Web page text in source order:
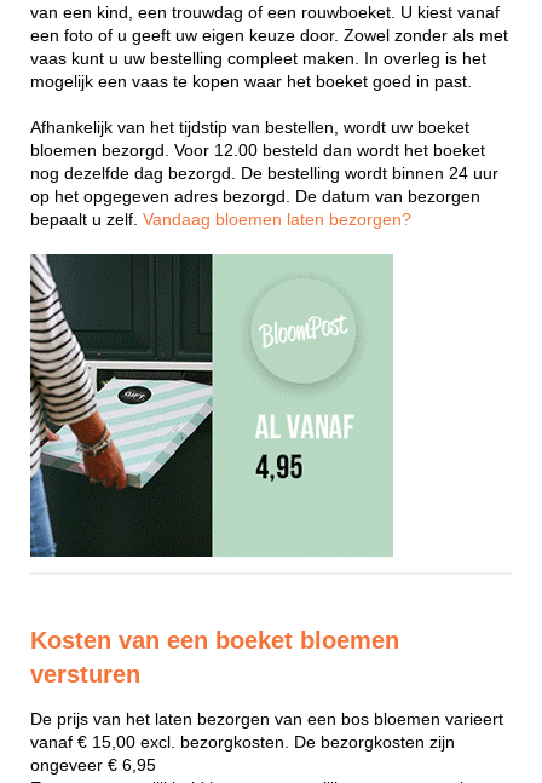
van een kind, een trouwdag of een rouwboeket. U kiest vanaf
een foto of u geeft uw eigen keuze door. Zowel zonder als met
vaas kunt u uw bestelling compleet maken. In overleg is het
mogelijk een vaas te kopen waar het boeket goed in past.
Afhankelijk van het tijdstip van bestellen, wordt uw boeket
bloemen bezorgd. Voor 12.00 besteld dan wordt het boeket
nog dezelfde dag bezorgd. De bestelling wordt binnen 24 uur
op het opgegeven adres bezorgd. De datum van bezorgen
bepaalt u zelf. Vandaag bloemen laten bezorgen?
Kosten van een boeket bloemen
versturen
De prijs van het laten bezorgen van een bos bloemen varieert
vanaf € 15,00 excl. bezorgkosten. De bezorgkosten zijn
ongeveer € 6,95